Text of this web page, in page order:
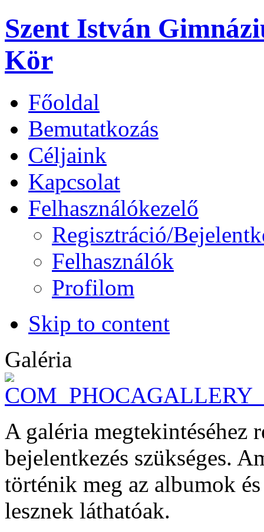
Szent István
Kör
Főoldal
Bemutatkozás
Céljaink
Kapcsolat
Felhasználókezelő
Regisztráció/
Felhasználók
Profilom
Skip to content
Galéria
A galéria megtekintéséhez
bejelentkezés szükséges.
történik meg az albumok
lesznek láthatóak.